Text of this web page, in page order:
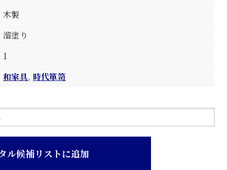
木製
溜塗り
1
和家具, 時代箪笥
ル候補リストに追加